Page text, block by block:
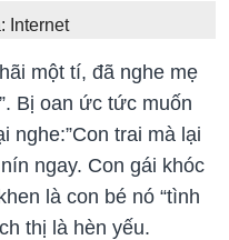
Internet
một tí, đã nghe mẹ
Bị oan ức tức muốn
nghe:”Con trai mà lại
ngay. Con gái khóc
là con bé nó “tình
thị là hèn yếu.